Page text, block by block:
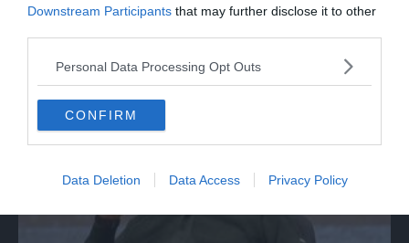
Downstream Participants that may further disclose it to other
Personal Data Processing Opt Outs
CONFIRM
Data Deletion Data Access Privacy Policy
Assisi: cori e applausi